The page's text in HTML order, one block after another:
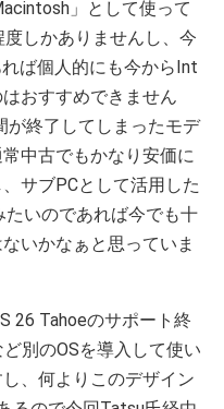
」として使って
しかありませんし、今
ば個人的にも今からInt
おすすめできません
が終了してしまったモデ
中古でもかなり安価に
サブPCとして活用した
たいのであれば今でも十
いかなぁと思っていま
26 Tahoeのサポート終
別のOSを導入して使い
、何よりこのデザイン